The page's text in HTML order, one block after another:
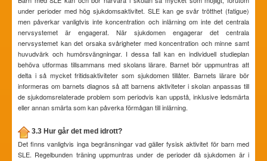
under perioder med hög sjukdomsaktivitet. SLE kan ge svår trötthet (fatigue)
men påverkar vanligtvis inte koncentration och inlärning om inte det centrala
nervsystemet är engagerat. När sjukdomen engagerar det centrala
nervsystemet kan det orsaka svårigheter med koncentration och minne samt
huvudvärk och humörsvängningar. I dessa fall kan en individuell studieplan
behöva utformas tillsammans med skolans lärare. Barnet bör uppmuntras att
delta i så mycket fritidsaktiviteter som sjukdomen tillåter. Barnets lärare bör
informeras om barnets diagnos så att barnens aktiviteter i skolan anpassas till
de sjukdomsrelaterade problem som periodvis kan uppstå, inklusive ledsmärta
eller annan smärta som kan påverka förmågan till inlärning.
3.3 Hur går det med idrott?
Det finns vanligtvis inga begränsningar vad gäller fysisk aktivitet för barn med
SLE. Regelbunden träning uppmuntras under de perioder då sjukdomen är i